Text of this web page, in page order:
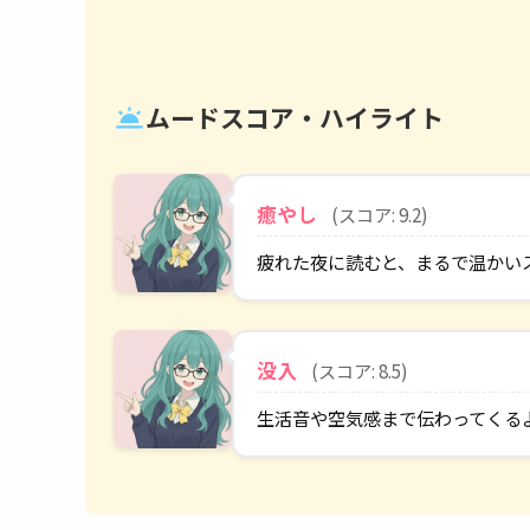
wb_twilightムードスコア・ハイライト
癒やし
(スコア: 9.2)
疲れた夜に読むと、まるで温か
没入 (スコア: 8.5)
生活音や空気感まで伝わってく